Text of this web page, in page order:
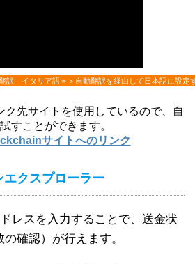
訳 イタリア語＝＞自動翻訳を経由して日本語に設定
ク先サイトを使用しているので、自
すことができます。
サイトへのリンク
クスプローラー
レスを入力することで、送金状
確認）が行えます。